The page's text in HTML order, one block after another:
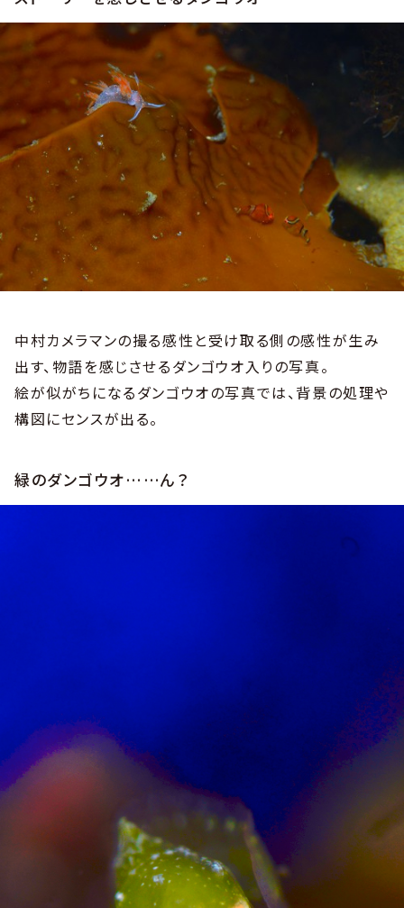
中村カメラマンの撮る感性と受け取る側の感性が生み
出す、物語を感じさせるダンゴウオ入りの写真。
絵が似がちになるダンゴウオの写真では、背景の処理や
構図にセンスが出る。
緑のダンゴウオ……ん？